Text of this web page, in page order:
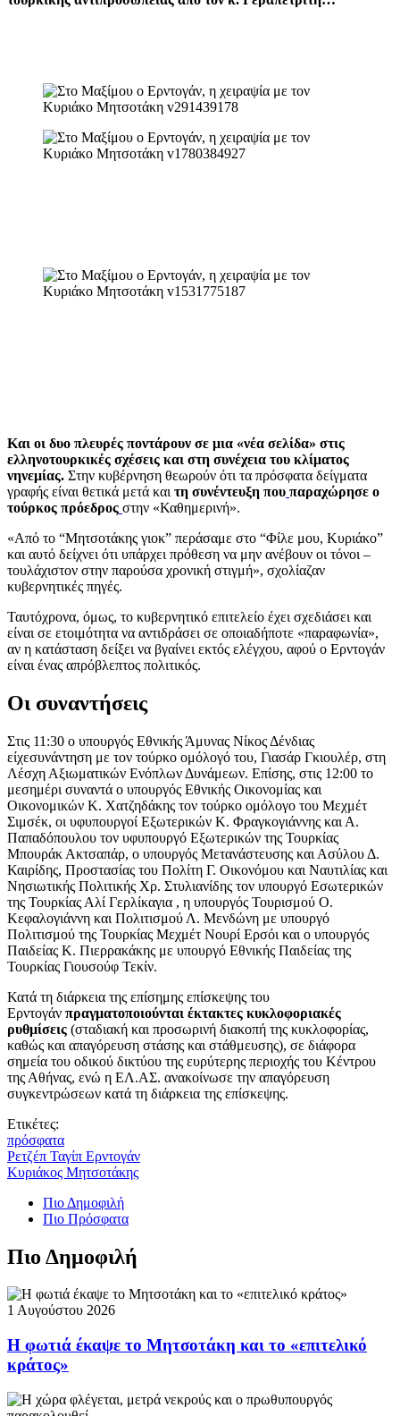
Και οι δυο πλευρές ποντάρουν σε μια «νέα σελίδα» στις
ελληνοτουρκικές σχέσεις και στη συνέχεια του κλίματος
νηνεμίας. Στην κυβέρνηση θεωρούν ότι τα πρόσφατα δείγματα
γραφής είναι θετικά μετά και τη συνέντευξη που παραχώρησε ο
τούρκος πρόεδρος στην «Καθημερινή».
«Από το “Μητσοτάκης γιοκ” περάσαμε στο “Φίλε μου, Κυριάκο”
και αυτό δείχνει ότι υπάρχει πρόθεση να μην ανέβουν οι τόνοι –
τουλάχιστον στην παρούσα χρονική στιγμή», σχολίαζαν
κυβερνητικές πηγές.
Ταυτόχρονα, όμως, το κυβερνητικό επιτελείο έχει σχεδιάσει και
είναι σε ετοιμότητα να αντιδράσει σε οποιαδήποτε «παραφωνία»,
αν η κατάσταση δείξει να βγαίνει εκτός ελέγχου, αφού ο Ερντογάν
είναι ένας απρόβλεπτος πολιτικός.
Οι συναντήσεις
Στις 11:30 ο υπουργός Εθνικής Άμυνας Νίκος Δένδιας
είχεσυνάντηση με τον τούρκο ομόλογό του, Γιασάρ Γκιουλέρ, στη
Λέσχη Αξιωματικών Ενόπλων Δυνάμεων. Επίσης, στις 12:00 το
μεσημέρι συναντά ο υπουργός Εθνικής Οικονομίας και
Οικονομικών Κ. Χατζηδάκης τον τούρκο ομόλογο του Μεχμέτ
Σιμσέκ, οι υφυπουργοί Εξωτερικών Κ. Φραγκογιάννης και Α.
Παπαδόπουλου τον υφυπουργό Εξωτερικών της Τουρκίας
Μπουράκ Ακτσαπάρ, ο υπουργός Μετανάστευσης και Ασύλου Δ.
Καιρίδης, Προστασίας του Πολίτη Γ. Οικονόμου και Ναυτιλίας και
Νησιωτικής Πολιτικής Χρ. Στυλιανίδης τον υπουργό Εσωτερικών
της Τουρκίας Αλί Γερλίκαγια , η υπουργός Τουρισμού Ο.
Κεφαλογιάννη και Πολιτισμού Λ. Μενδώνη με υπουργό
Πολιτισμού της Τουρκίας Μεχμέτ Νουρί Ερσόι και ο υπουργός
Παιδείας Κ. Πιερρακάκης με υπουργό Εθνικής Παιδείας της
Τουρκίας Γιουσούφ Τεκίν.
Κατά τη διάρκεια της επίσημης επίσκεψης του
Ερντογάν πραγματοποιούνται έκτακτες κυκλοφοριακές
ρυθμίσεις (σταδιακή και προσωρινή διακοπή της κυκλοφορίας,
καθώς και απαγόρευση στάσης και στάθμευσης), σε διάφορα
σημεία του οδικού δικτύου της ευρύτερης περιοχής του Κέντρου
της Αθήνας, ενώ η ΕΛ.ΑΣ. ανακοίνωσε την απαγόρευση
συγκεντρώσεων κατά τη διάρκεια της επίσκεψης.
Ετικέτες:
πρόσφατα
Ρετζέπ Ταγίπ Ερντογάν
Κυριάκος Μητσοτάκης
Πιο Δημοφιλή
Πιο Πρόσφατα
Πιο Δημοφιλή
1 Αυγούστου 2026
Η φωτιά έκαψε το Μητσοτάκη και το «επιτελικό
κράτος»